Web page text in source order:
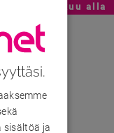
Sisältö jatkuu alla
sisältöä ja